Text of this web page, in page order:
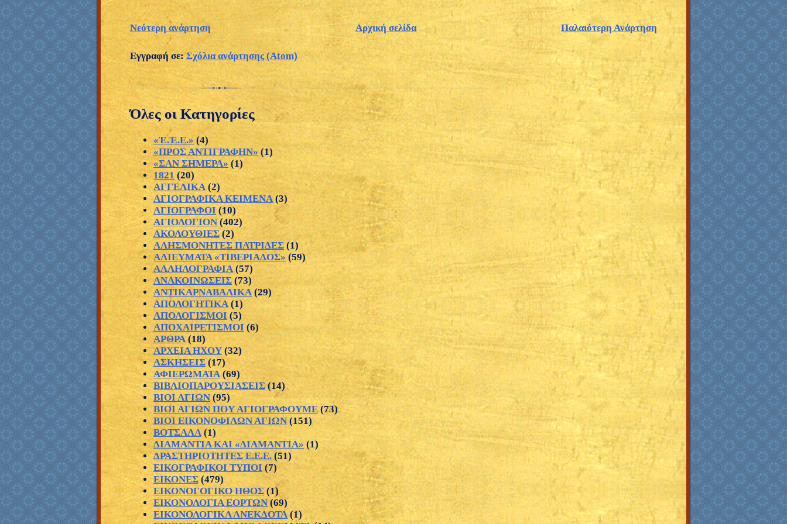
Νεότερη ανάρτηση Παλαιότερη Ανάρτηση
Αρχική σελίδα
Εγγραφή σε:Σχόλια ανάρτησης (Atom)
Όλες οι Κατηγορίες
«Ἐ.Ἐ.Ε.» (4)
«ΠΡΟΣ ΑΝΤΙΓΡΑΦΗΝ» (1)
«ΣΑΝ ΣΗΜΕΡΑ» (1)
1821 (20)
ΑΓΓΕΛΙΚΑ (2)
ΑΓΙΟΓΡΑΦΙΚΑ ΚΕΙΜΕΝΑ (3)
ΑΓΙΟΓΡΑΦΟΙ (10)
ΑΓΙΟΛΟΓΙΟΝ (402)
ΑΚΟΛΟΥΘΙΕΣ (2)
ΑΛΗΣΜΟΝΗΤΕΣ ΠΑΤΡΙΔΕΣ (1)
ΑΛΙΕΥΜΑΤΑ «ΤΙΒΕΡΙΑΔΟΣ» (59)
ΑΛΛΗΛΟΓΡΑΦΙΑ (57)
ΑΝΑΚΟΙΝΩΣΕΙΣ (73)
ΑΝΤΙΚΑΡΝΑΒΑΛΙΚΑ (29)
ΑΠΟΛΟΓΗΤΙΚΑ (1)
ΑΠΟΛΟΓΙΣΜΟΙ (5)
ΑΠΟΧΑΙΡΕΤΙΣΜΟΙ (6)
ΑΡΘΡΑ (18)
ΑΡΧΕΙΑ ΗΧΟΥ (32)
ΑΣΚΗΣΕΙΣ (17)
ΑΦΙΕΡΩΜΑΤΑ (69)
ΒΙΒΛΙΟΠΑΡΟΥΣΙΑΣΕΙΣ (14)
ΒΙΟΙ ΑΓΙΩΝ (95)
ΒΙΟΙ ΑΓΙΩΝ ΠΟΥ ΑΓΙΟΓΡΑΦΟΥΜΕ (73)
ΒΙΟΙ ΕΙΚΟΝΟΦΙΛΩΝ ΑΓΙΩΝ (151)
ΒΟΤΣΑΛΑ (1)
ΔΙΑΜΑΝΤΙΑ ΚΑΙ «ΔΙΑΜΑΝΤΙΑ» (1)
ΔΡΑΣΤΗΡΙΟΤΗΤΕΣ Ε.Ε.Ε. (51)
ΕΙΚΟΓΡΑΦΙΚΟΙ ΤΥΠΟΙ (7)
ΕΙΚΟΝΕΣ (479)
ΕΙΚΟΝΟΓΟΓΙΚΟ ΗΘΟΣ (1)
ΕΙΚΟΝΟΛΟΓΙΑ ΕΟΡΤΩΝ (69)
ΕΙΚΟΝΟΛΟΓΙΚΑ ΑΝΕΚΔΟΤΑ (1)